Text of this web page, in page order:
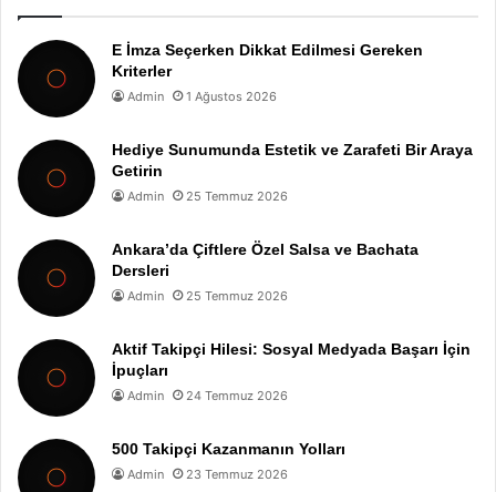
E İmza Seçerken Dikkat Edilmesi Gereken
Kriterler
Admin 1 Ağustos 2026
Hediye Sunumunda Estetik ve Zarafeti Bir Araya
Getirin
Admin 25 Temmuz 2026
Ankara’da Çiftlere Özel Salsa ve Bachata
Dersleri
Admin 25 Temmuz 2026
Aktif Takipçi Hilesi: Sosyal Medyada Başarı İçin
İpuçları
Admin 24 Temmuz 2026
500 Takipçi Kazanmanın Yolları
Admin 23 Temmuz 2026